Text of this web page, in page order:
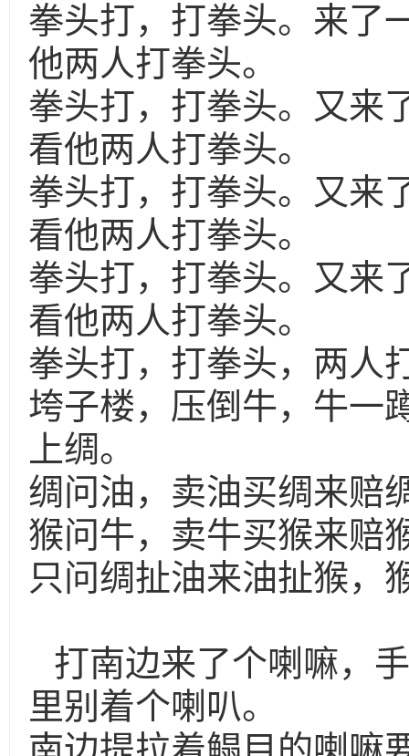
拳头打，打拳头。来了
他两人打拳头。
拳头打，打拳头。又来
看他两人打拳头。
拳头打，打拳头。又来
看他两人打拳头。
拳头打，打拳头。又来
看他两人打拳头。
拳头打，打拳头，两人
垮子楼，压倒牛，牛一
上绸。
绸问油，卖油买绸来赔
猴问牛，卖牛买猴来赔
只问绸扯油来油扯猴，
打南边来了个喇嘛，
里别着个喇叭。